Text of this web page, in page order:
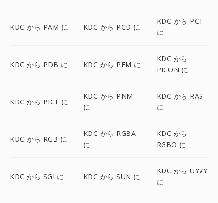
KDC から PAM に KDC から PCD に
KDC から PCT
に
KDC から PDB に KDC から PFM に
KDC から
PICON に
KDC から PICT に
KDC から PNM
に
KDC から RAS
に
KDC から RGB に
KDC から RGBA
に
KDC から
RGBO に
KDC から SGI に KDC から SUN に
KDC から UYVY
に